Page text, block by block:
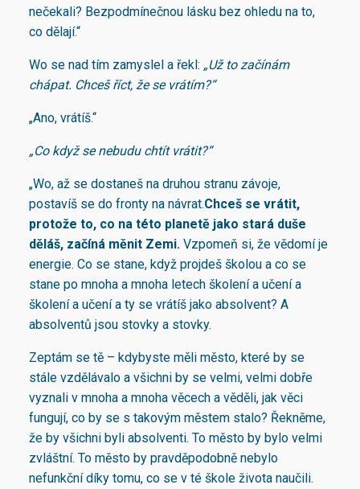
nečekali? Bezpodmínečnou lásku bez ohledu na to,
co dělají.“
Wo se nad tím zamyslel a řekl: „Už to začínám
chápat. Chceš říct, že se vrátím?“
„Ano, vrátíš.“
„Co když se nebudu chtít vrátit?“
„Wo, až se dostaneš na druhou stranu závoje,
postavíš se do fronty na návrat.Chceš se vrátit,
protože to, co na této planetě jako stará duše
děláš, začíná měnit Zemi. Vzpomeň si, že vědomí je
energie. Co se stane, když projdeš školou a co se
stane po mnoha a mnoha letech školení a učení a
školení a učení a ty se vrátíš jako absolvent? A
absolventů jsou stovky a stovky.
Zeptám se tě – kdybyste měli město, které by se
stále vzdělávalo a všichni by se velmi, velmi dobře
vyznali v mnoha a mnoha věcech a věděli, jak věci
fungují, co by se s takovým městem stalo? Řekněme,
že by všichni byli absolventi. To město by bylo velmi
zvláštní. To město by pravděpodobně nebylo
nefunkční díky tomu, co se v té škole života naučili.